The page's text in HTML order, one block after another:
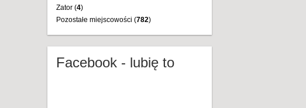
Zator (4)
Pozostałe miejscowości (782)
Facebook - lubię to